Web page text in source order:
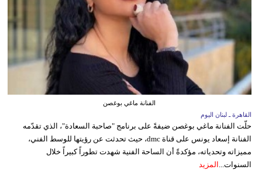
الفنانة ماغي بوغصن
القاهرة ـ لبنان اليوم
حلّت الفنانة ماغي بوغصن ضيفةً على برنامج "صاحبة السعادة"، الذي تقدّمه
الفنانة إسعاد يونس على قناة dmc، حيث تحدثت عن رؤيتها للوسط الفني،
مميزاته وتحدياته، مؤكدةً أن الساحة الفنية شهدت تطوراً كبيراً خلال
السنوات... المزيد